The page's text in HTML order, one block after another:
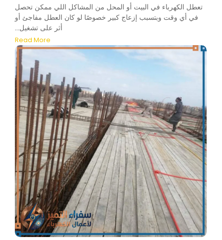
تعطل الكهرباء في البيت أو المحل من المشاكل اللي ممكن تحصل
في أي وقت وبتسبب إزعاج كبير خصوصًا لو كان العطل مفاجئ أو
أثر على تشغيل...
Read More